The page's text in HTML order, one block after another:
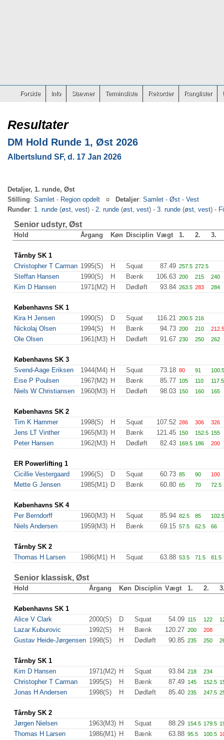
Forside Info Stævner Terminsliste Rekorder Ranglister
Resultater
DM Hold Runde 1, Øst 2026
Albertslund SF, d. 17 Jan 2026
Detaljer, 1. runde, Øst
Stilling: Samlet - Region opdelt ¤ Detaljer: Samlet - Øst - Vest
Runder: 1. runde (øst, vest) - 2. runde (øst, vest) - 3. runde (øst, vest) -
Senior udstyr, Øst
Hold Årgang Køn Disciplin Vægt 1. 2. 3.
Tårnby SK 1
Christopher T Carman 1995(S) H Squat 87.49 257.5 272.5
Steffan Hansen 1990(S) H Bænk 106.63 200 215 240
Kim D Hansen 1971(M2) H Dødløft 93.84 263.5 283 284
Københavns SK 1
Kira H Jensen
1990(S) D Squat 116.21 200.5 216
Nickolaj Olsen 1994(S) H Bænk 94.73 200 210 212.5
Ole Olsen 1961(M3) H Dødløft 91.67 230 250 262
Københavns SK 3
Svend-Aage Eriksen
1944(M4) H Squat 73.18 80 91 100.5
Eise P Poulsen 1967(M2) H Bænk 85.77 105 110 117.5
Niels W Christiansen 1960(M3) H Dødløft 98.03 150 160 165
Københavns SK 2
Tim K Hammer
1998(S) H Squat 107.52 286 306 326
Jens LT Vinther 1965(M3) H Bænk 121.45 150 152.5 155
Peter Hansen 1962(M3) H Dødløft 82.43 169.5 186 200
ER Powerlifting 1
Cicillie Vestergaard
1996(S) D Squat 60.73 85 90 100
Mette G Jensen 1985(M1) D Bænk 60.80 65 70 72.5
Københavns SK 4
Per Berndorff
1960(M3) H Squat 85.94 82.5 85 102.5
Niels Andersen 1959(M3) H Bænk 69.15 57.5 62.5 66
Tårnby SK 2
Thomas H Larsen
1986(M1) H Squat 63.88 53.5 71.5 81.5
Senior klassisk, Øst
Hold Årgang Køn Disciplin Vægt 1. 2.
Københavns SK 1
Alice V Clark
2000(S) D Squat 54.09 115 122
Lazar Kuburovic 1992(S) H Bænk 120.27 200 208
Gustav Heide-Jørgensen 1998(S) H Dødløft 90.85 235 250
Tårnby SK 1
Kim D Hansen
1971(M2) H Squat 93.84 218 234
Christopher T Carman 1995(S) H Bænk 87.49 145 152.5
Jonas H Andersen 1998(S) H Dødløft 85.40 235 247.5
Tårnby SK 2
Jørgen Nielsen
1963(M3) H Squat 88.29 154.5 179.5
Thomas H Larsen 1986(M1) H Bænk 63.88 95.5 100.5